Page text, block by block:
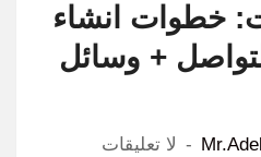
خطوات انشاء
+ وسائل
لا تعليقات